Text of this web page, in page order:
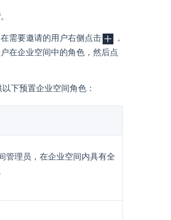
。
需要邀请的用户右侧点击
，
在企业空间中的角色，然后点
以下预置企业空间角色：
管理员，在企业空间内具有全